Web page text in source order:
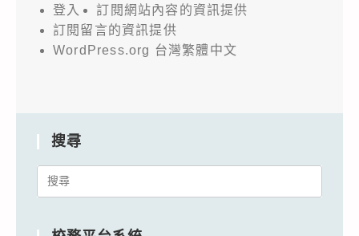
登入
訂閱網站內容的資訊提供
訂閱留言的資訊提供
WordPress.org 台灣繁體中文
搜尋
Search